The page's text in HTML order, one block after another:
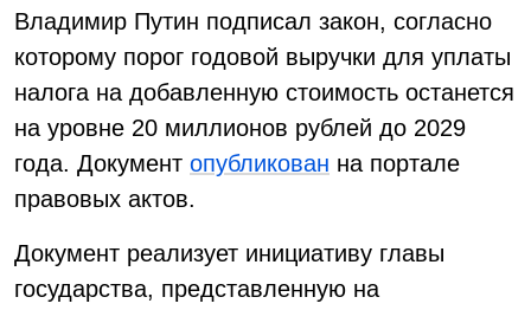
Владимир Путин подписал закон, согласно
которому порог годовой выручки для уплаты
налога на добавленную стоимость останется
на уровне 20 миллионов рублей до 2029
года. Документ опубликован на портале
правовых актов.
Документ реализует инициативу главы
государства, представленную на